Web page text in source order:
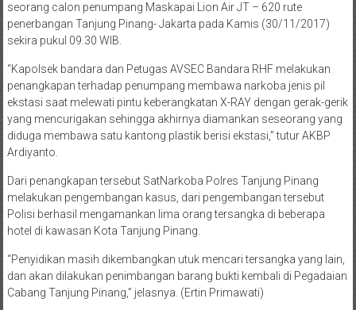
seorang calon penumpang Maskapai Lion Air JT – 620 rute
penerbangan Tanjung Pinang- Jakarta pada Kamis (30/11/2017)
sekira pukul 09.30 WIB.
“Kapolsek bandara dan Petugas AVSEC Bandara RHF melakukan
penangkapan terhadap penumpang membawa narkoba jenis pil
ekstasi saat melewati pintu keberangkatan X-RAY dengan gerak-gerik
yang mencurigakan sehingga akhirnya diamankan seseorang yang
diduga membawa satu kantong plastik berisi ekstasi,” tutur AKBP
Ardiyanto.
Dari penangkapan tersebut SatNarkoba Polres Tanjung Pinang
melakukan pengembangan kasus, dari pengembangan tersebut
Polisi berhasil mengamankan lima orang tersangka di beberapa
hotel di kawasan Kota Tanjung Pinang.
“Penyidikan masih dikembangkan utuk mencari tersangka yang lain,
dan akan dilakukan penimbangan barang bukti kembali di Pegadaian
Cabang Tanjung Pinang,” jelasnya. (Ertin Primawati)